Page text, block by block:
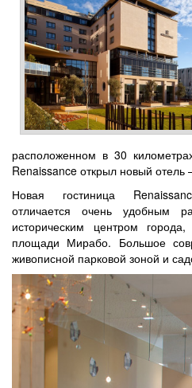
расположенном в 30
Renaissance открыл новый отель
Новая гостиница
отличается очень удобным
историческим центром
площади Мирабо. Большое
живописной парковой зоной и